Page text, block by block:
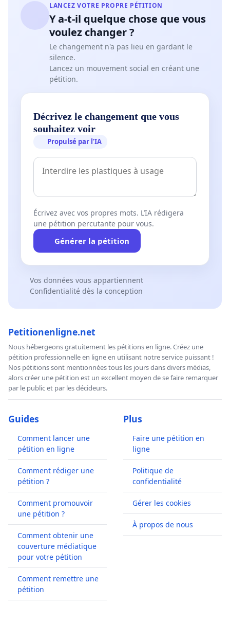
LANCEZ VOTRE PROPRE PÉTITION
Y a-t-il quelque chose que vous
voulez changer ?
Le changement n'a pas lieu en gardant le
silence.
Lancez un mouvement social en créant une
pétition.
Décrivez le changement que vous
souhaitez voir
Propulsé par l’IA
Écrivez avec vos propres mots. L’IA rédigera
une pétition percutante pour vous.
Générer la pétition
Vos données vous appartiennent
Confidentialité dès la conception
Petitionenligne.net
Nous hébergeons gratuitement les pétitions en ligne. Créez une
pétition professionnelle en ligne en utilisant notre service puissant !
Nos pétitions sont mentionnées tous les jours dans divers médias,
alors créer une pétition est un excellent moyen de se faire remarquer
par le public et par les décideurs.
Guides
Comment lancer une
pétition en ligne
Comment rédiger une
pétition ?
Comment promouvoir
une pétition ?
Comment obtenir une
couverture médiatique
pour votre pétition
Comment remettre une
pétition
Plus
Faire une pétition en
ligne
Politique de
confidentialité
Gérer les cookies
À propos de nous